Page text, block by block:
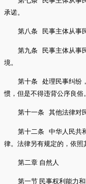
承诺。
第八条 民事主体从事
第九条 民事主体从事
境。
第十条 处理民事纠纷
惯，但是不得违背公序良俗。
第十一条 其他法律对
第十二条 中华人民共
律。法律另有规定的，依照
第二章 自然人
第一节 民事权利能力